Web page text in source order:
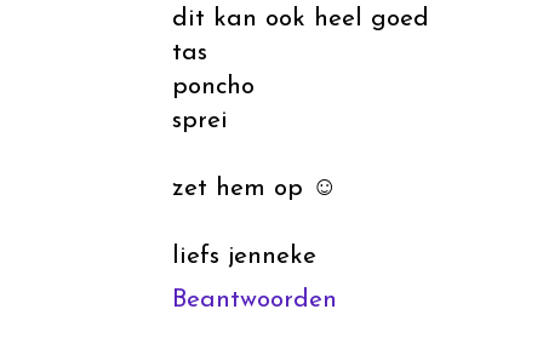
dit kan ook heel goed
tas
poncho
sprei
zet hem op ☺
liefs jenneke
Beantwoorden